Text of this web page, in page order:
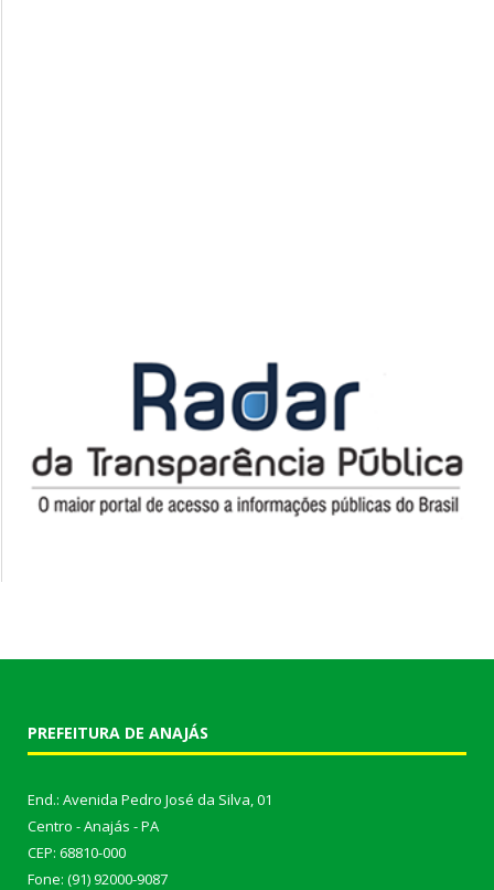
PREFEITURA DE ANAJÁS
End.: Avenida Pedro José da Silva, 01
Centro - Anajás - PA
CEP: 68810-000
Fone: (91) 92000-9087